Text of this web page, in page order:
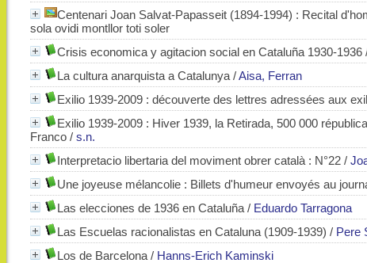
Centenari Joan Salvat-Papasseit (1894-1994) : Recital
sola ovidi montllor toti soler
Crisis economica y agitacion social en Cataluña 1930-1936
La cultura anarquista a Catalunya /Aisa, Ferran
Exilio 1939-2009 : découverte des lettres adressées aux
Exilio 1939-2009 : Hiver 1939, la Retirada, 500 000
Franco / s.n.
Interpretacio libertaria del moviment obrer català : N°22 /
Une joyeuse mélancolie : Billets d'humeur envoyés au
Las elecciones de 1936 en Cataluña / Eduardo Tarragona
Las Escuelas racionalistas en Cataluna (1909-1939) / Pere
Los de Barcelona / Hanns-Erich Kaminski